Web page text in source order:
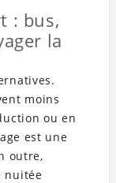
: bus,
la
moins
ou en
est une
outre,
nuitée